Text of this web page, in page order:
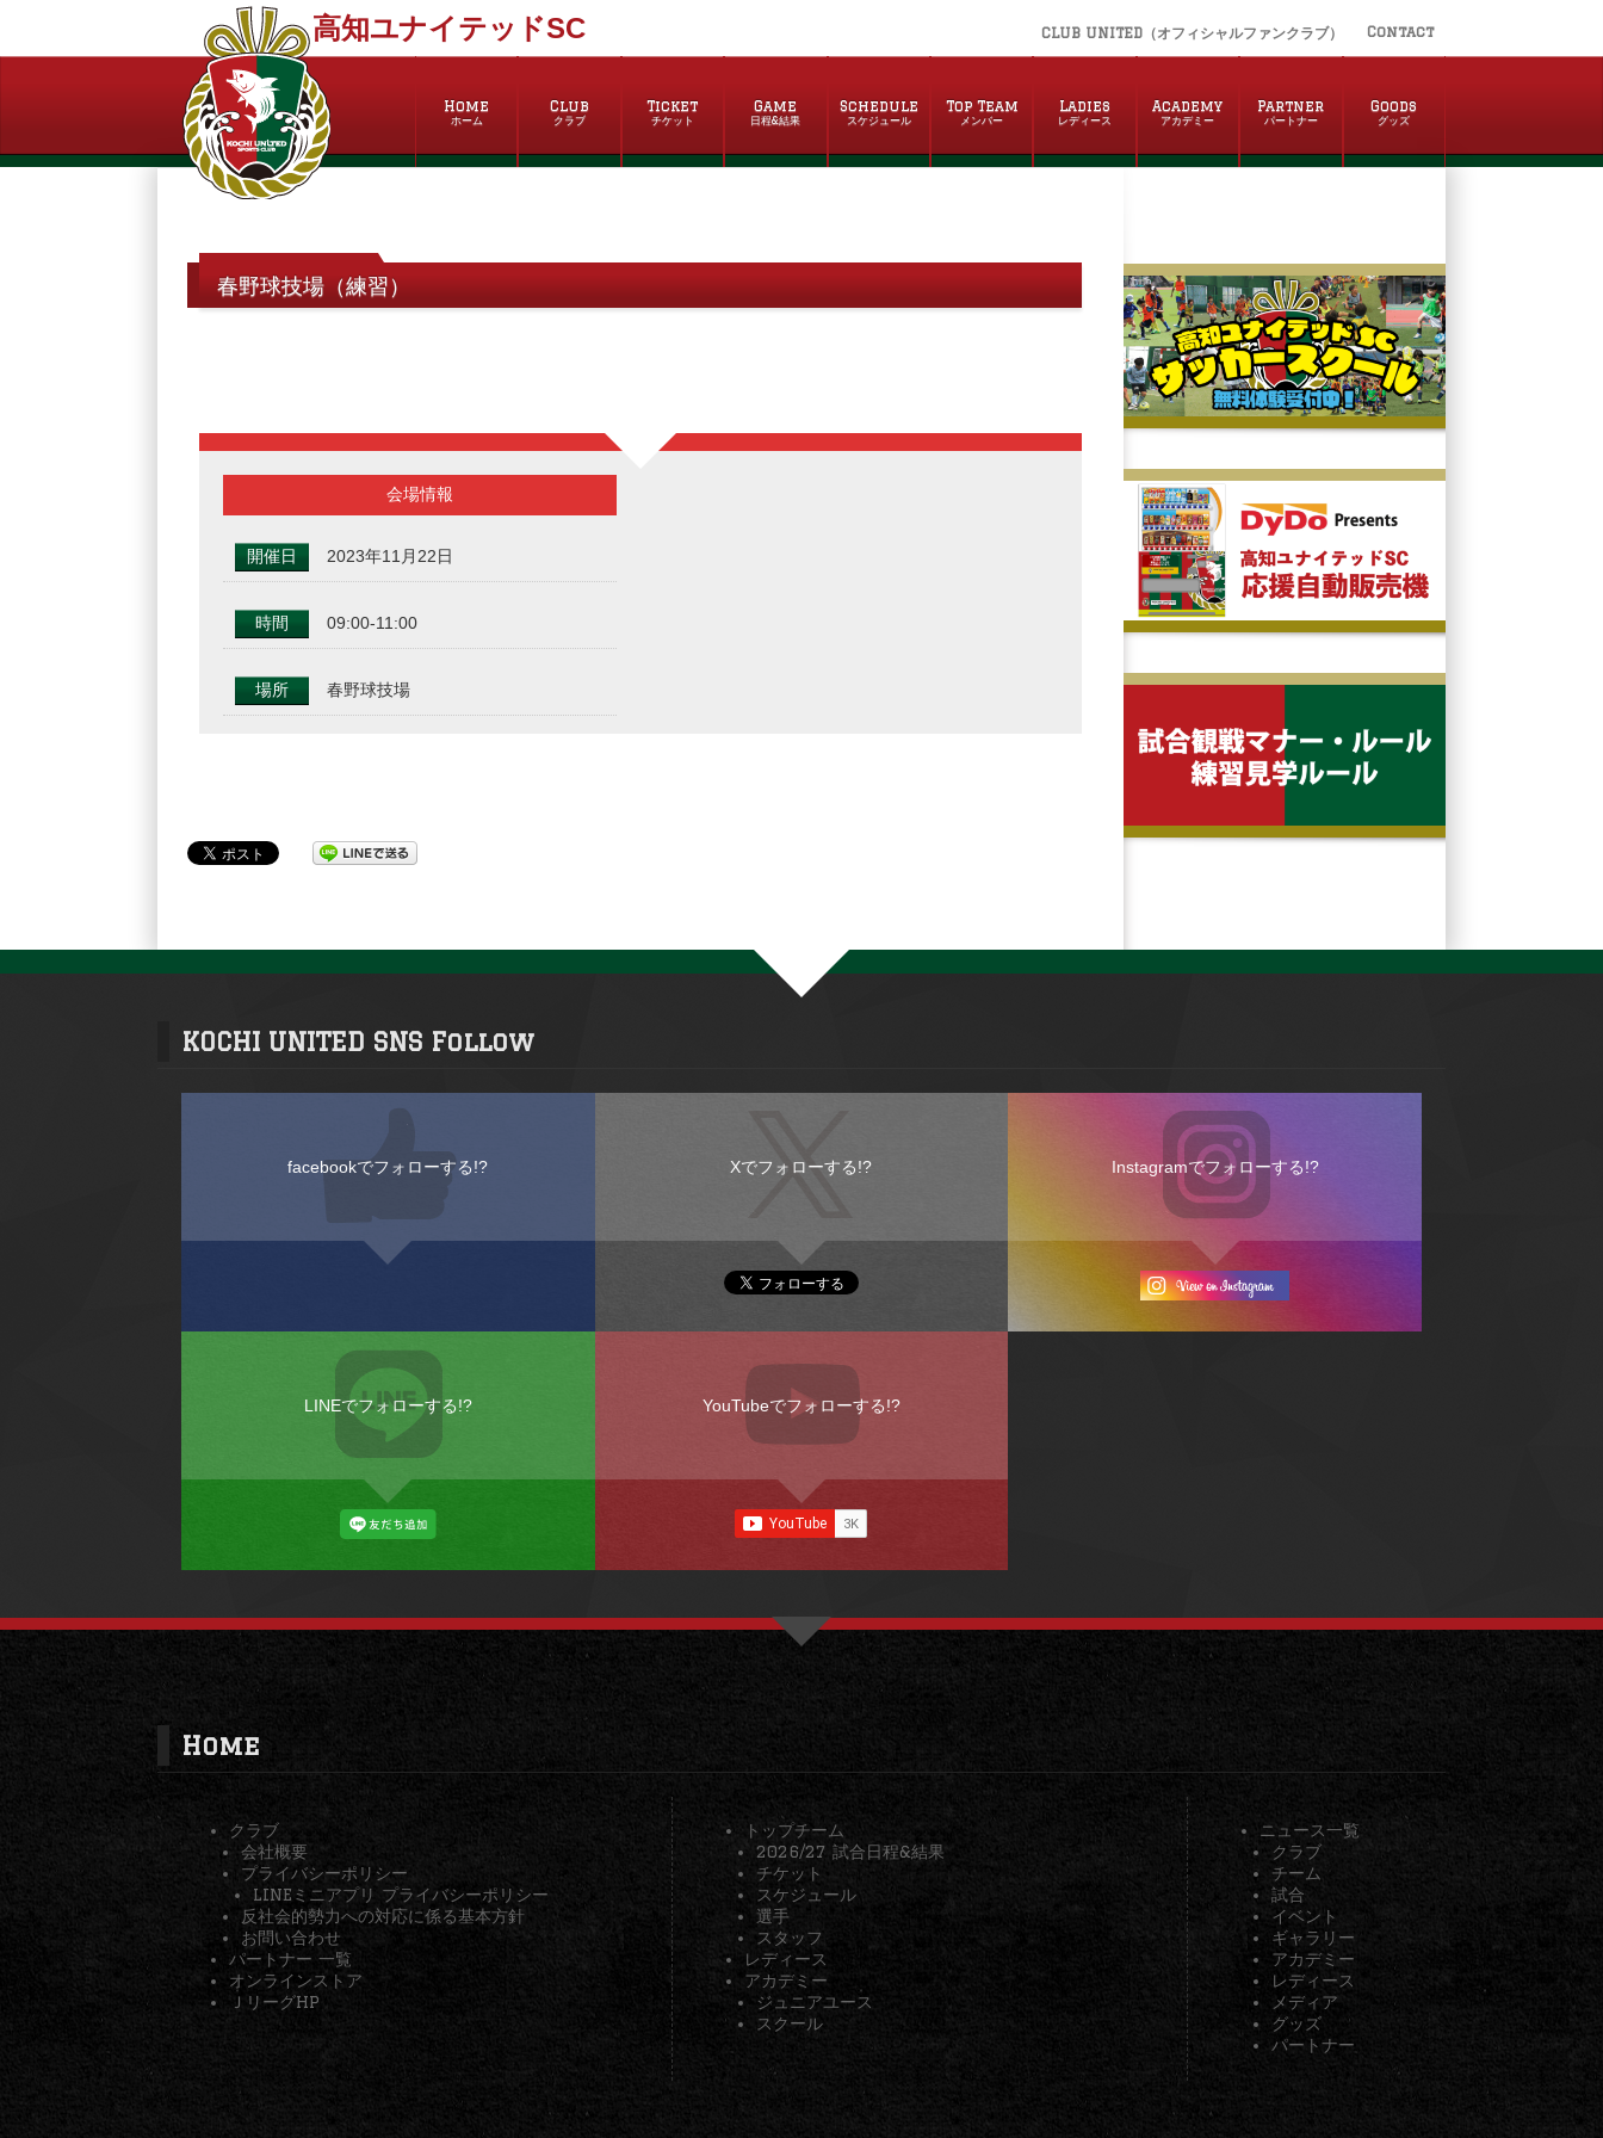
高知ユナイテッドSC CLUB UNITED（オフィシャルファンクラブ） Contact
Home
ホーム
Club
クラブ
Ticket
チケット
Game
日程&結果
Schedule
スケジュール
Top Team
メンバー
Ladies
レディース
Academy
アカデミー
Partner
パートナー
Goods
グッズ
春野球技場（練習）
会場情報
開催日 2023年11月22日
時間 09:00-11:00
場所 春野球技場
KOCHI UNITED SNS Follow
facebookでフォローする!? Xでフォローする!? Instagramでフォローする!?
LINEでフォローする!? YouTubeでフォローする!?
Home
クラブ
会社概要
プライバシーポリシー
LINEミニアプリ プライバシーポリシー
反社会的勢力への対応に係る基本方針
お問い合わせ
パートナー 一覧
オンラインストア
ＪリーグHP
トップチーム
2026/27 試合日程&結果
チケット
スケジュール
選手
スタッフ
レディース
アカデミー
ジュニアユース
スクール
ニュース一覧
クラブ
チーム
試合
イベント
ギャラリー
アカデミー
レディース
メディア
グッズ
パートナー